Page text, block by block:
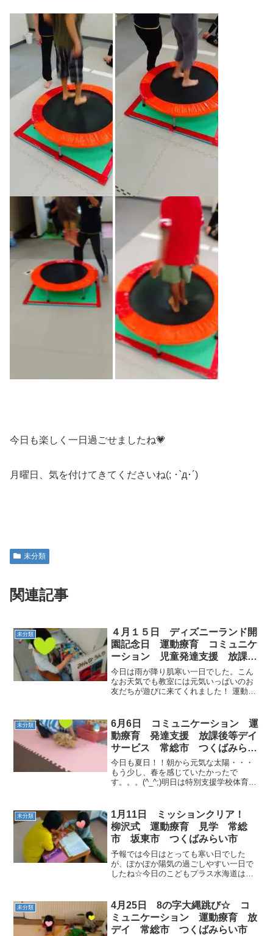
今日も楽しく一日過ごせましたね💗
月曜日、気を付けてきてくださいね(; ･`д･´)
未分類
関連記事
未分類
４月１５日 ディズニーランド開
園記念日 運動療育 コミュニケ
ーション 児童発達支援 放課後
等デイサービス 常総市 つくば
みらい市 坂東市
今日は雨が降り肌寒い一日でした。こん
なお天気でも教室には元気いっぱいのお
友だちが遊びに来てくれました！ 運動が
がり！！そう！！４月１５日の今日はデ
ィズニーランドが開園...
未分類
6月6日 コミュニケーション 運
動療育 発達支援 放課後等デイ
サービス 常総市 つくばみらい
市
今日も夏日！！朝から元気な太陽・・・
もう少し、春を感じていたかったで
す。。。(^_^;)明日は特別支援学校体育連
援学校のお友達も参加するそうです❀明
日もきっと暑くなるで...
未分類
1月11日 ミッションクリア！
柳沢式 運動療育 見学 常総
市 坂東市 つくばみらい市
予報では今日はとっても寒い日でした
が、ぽかぽか陽気の過ごしやすい一日で
したね☆今日のこどもプラス水海道はた
たが、女の子５人男の子２人という、圧
倒的女子強い☆の図が...
未分類
4月25日 8の字大縄跳び☆ コ
ミュニケーション 運動療育 放
デイ 常総市 つくばみらい市